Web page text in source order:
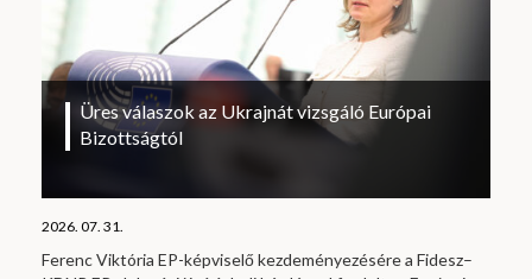
Üres válaszok az Ukrajnát vizsgáló Európai
Bizottságtól
2026. 07. 31.
Ferenc Viktória EP-képviselő kezdeményezésére a Fidesz–